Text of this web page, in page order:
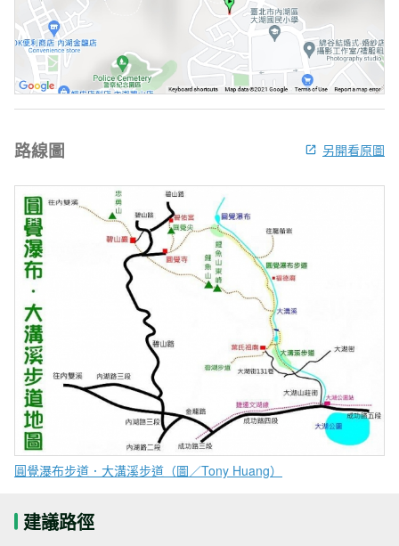
路線圖 另開看原圖
圓覺瀑布步道．大溝溪步道（圖／Tony Huang）
建議路徑